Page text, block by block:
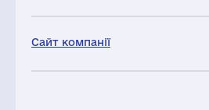
Сайт компанії